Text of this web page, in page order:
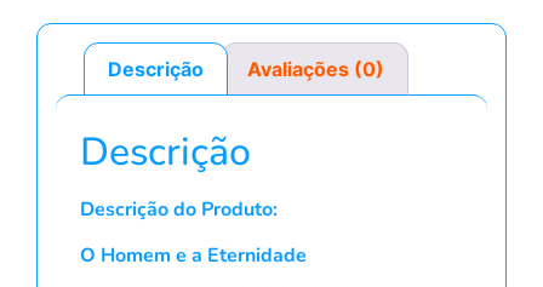
Descrição Avaliações (0)
Descrição
Descrição do Produto:
O Homem e a Eternidade